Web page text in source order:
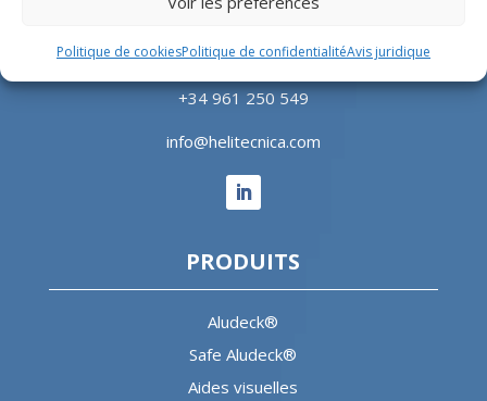
Politique de cookiesPolitique de confidentialitéAvis juridique
Parque Empresarial L’Horta Vella, Calle 4, 4, 46117
+34 961 250 549
info@helitecnica.com
PRODUITS
Aludeck®
Safe Aludeck®
Aides visuelles